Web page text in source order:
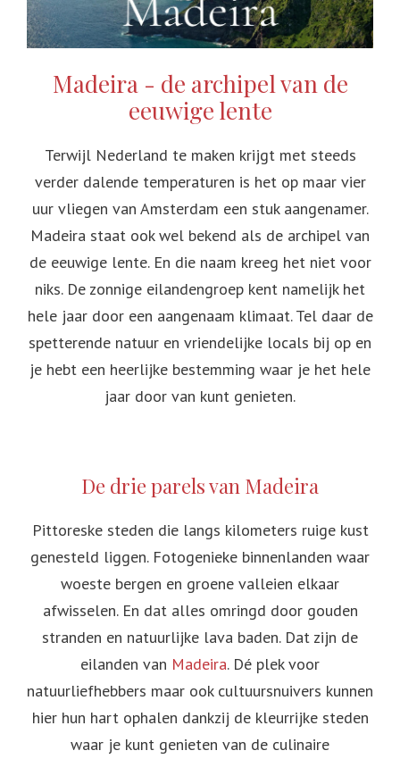
Madeira - de archipel van de
eeuwige lente
Terwijl Nederland te maken krijgt met steeds
verder dalende temperaturen is het op maar vier
uur vliegen van Amsterdam een stuk aangenamer.
Madeira staat ook wel bekend als de archipel van
de eeuwige lente. En die naam kreeg het niet voor
niks. De zonnige eilandengroep kent namelijk het
hele jaar door een aangenaam klimaat. Tel daar de
spetterende natuur en vriendelijke locals bij op en
je hebt een heerlijke bestemming waar je het hele
jaar door van kunt genieten.
De drie parels van Madeira
Pittoreske steden die langs kilometers ruige kust
genesteld liggen. Fotogenieke binnenlanden waar
woeste bergen en groene valleien elkaar
afwisselen. En dat alles omringd door gouden
stranden en natuurlijke lava baden. Dat zijn de
eilanden van Madeira. Dé plek voor
natuurliefhebbers maar ook cultuursnuivers kunnen
hier hun hart ophalen dankzij de kleurrijke steden
waar je kunt genieten van de culinaire